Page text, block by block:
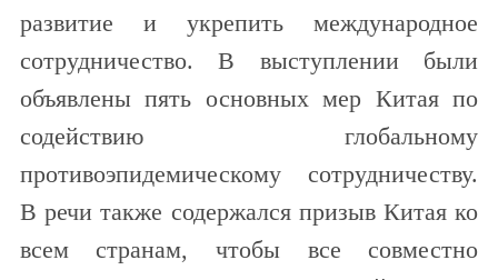
развитие и укрепить международное
сотрудничество. В выступлении были
объявлены пять основных мер Китая по
содействию глобальному
противоэпидемическому сотрудничеству.
В речи также содержался призыв Китая ко
всем странам, чтобы все совместно